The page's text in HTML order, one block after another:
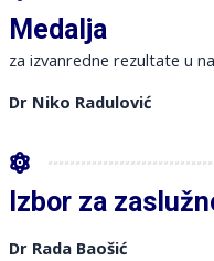
Medalja
za izvanredne rezultate u
Dr Niko Radulović
Izbor za
Dr Rada Baošić